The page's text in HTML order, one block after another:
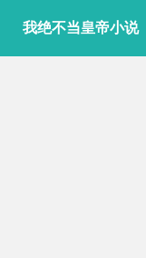
我绝不当皇帝小说